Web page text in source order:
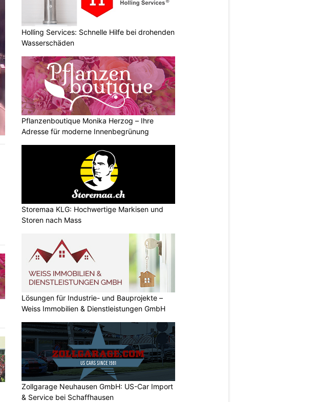
Holling Services: Schnelle Hilfe bei drohenden
Wasserschäden
Pflanzenboutique Monika Herzog – Ihre
Adresse für moderne Innenbegrünung
Storemaa KLG: Hochwertige Markisen und
Storen nach Mass
Lösungen für Industrie- und Bauprojekte –
Weiss Immobilien & Dienstleistungen GmbH
Zollgarage Neuhausen GmbH: US-Car Import
& Service bei Schaffhausen